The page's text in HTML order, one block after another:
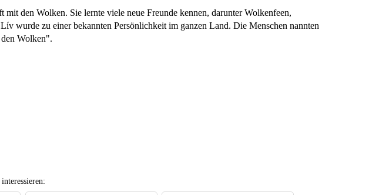
den Wolken. Sie lernte viele neue Freunde kennen, darunter Wolkenfeen,
wurde zu einer bekannten Persönlichkeit im ganzen Land. Die Menschen nannten
Wolken".